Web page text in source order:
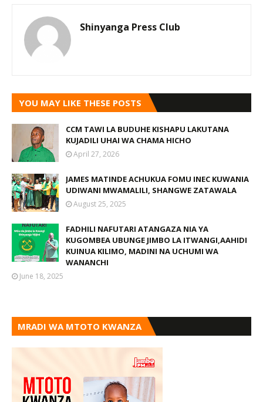
Shinyanga Press Club
YOU MAY LIKE THESE POSTS
CCM TAWI LA BUDUHE KISHAPU LAKUTANA
KUJADILI UHAI WA CHAMA HICHO
April 27, 2026
JAMES MATINDE ACHUKUA FOMU INEC KUWANIA
UDIWANI MWAMALILI, SHANGWE ZATAWALA
August 25, 2025
FADHILI NAFUTARI ATANGAZA NIA YA
KUGOMBEA UBUNGE JIMBO LA ITWANGI,AAHIDI
KUINUA KILIMO, MADINI NA UCHUMI WA
WANANCHI
June 18, 2025
MRADI WA MTOTO KWANZA